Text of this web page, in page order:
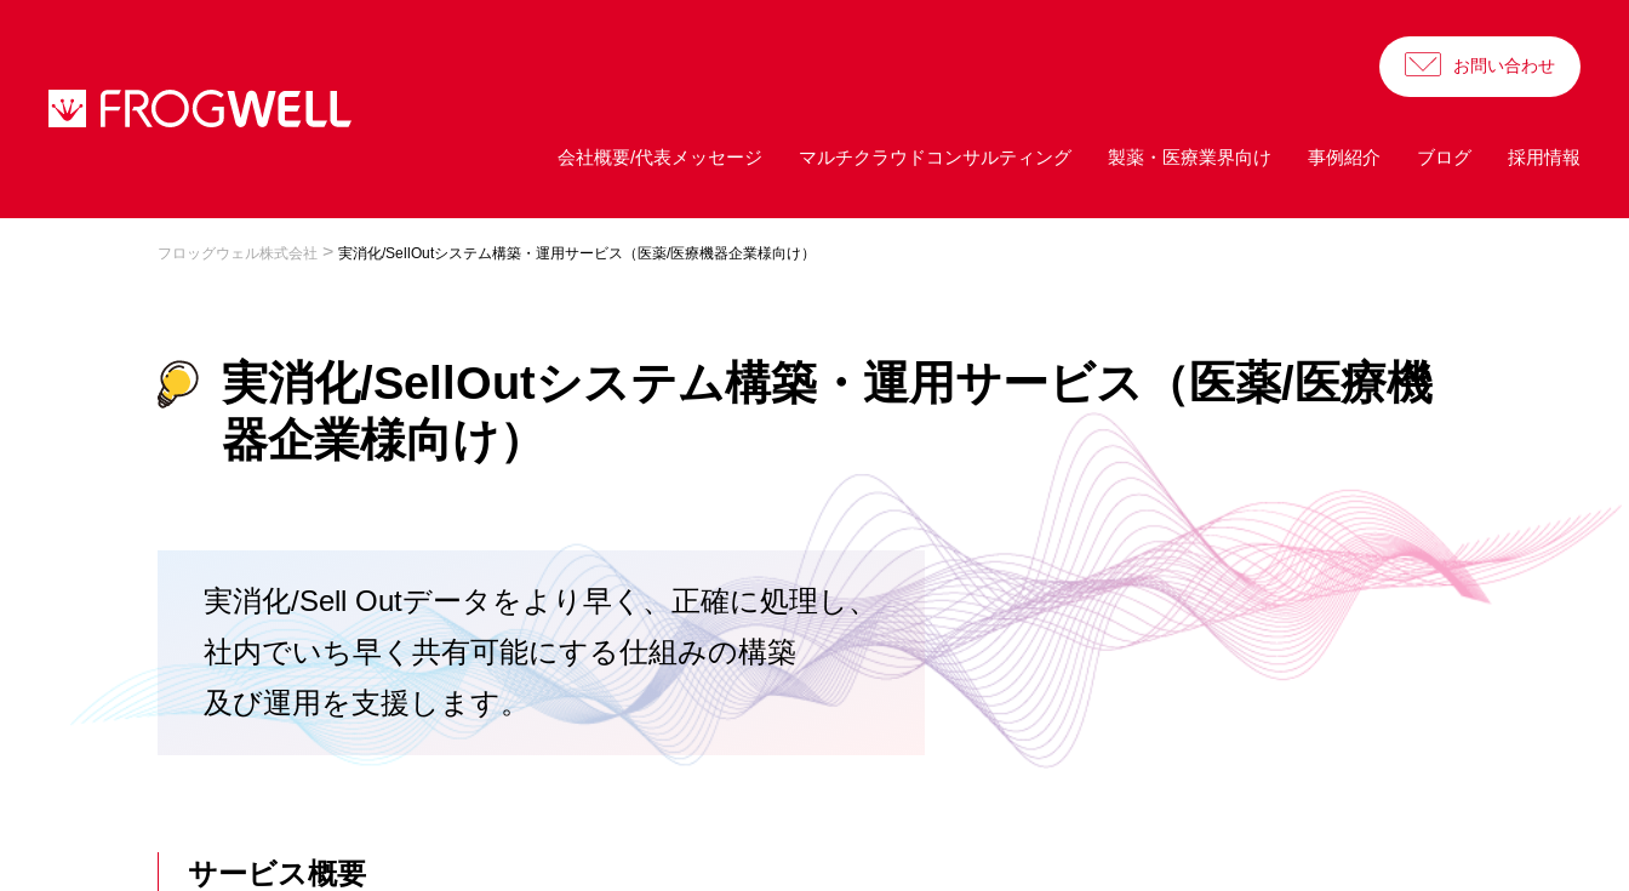
お問い合わせ
会社概要/代表メッセージ マルチクラウドコンサルティング 製薬・医療業界向け 事例紹介 ブログ 採用情報
フロッグウェル株式会社 > 実消化/SellOutシステム構築・運用サービス（医薬/医療機器企業様向け）
実消化/SellOutシステム構築・運用サービス（医薬/医療機
器企業様向け）
実消化/Sell Outデータをより早く、正確に処理し、
社内でいち早く共有可能にする仕組みの構築
及び運用を支援します。
サービス概要